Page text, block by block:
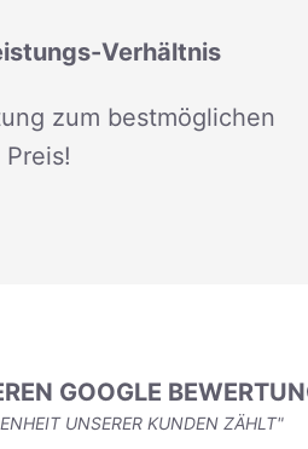
Verhältnis
zum bestmöglichen
Preis!
GOOGLE
UNSERER KUNDEN ZÄHLT"